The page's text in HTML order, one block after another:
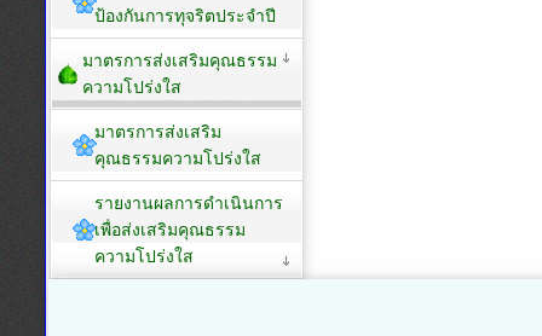
ป้องกันการทุจริตประจำปี
มาตรการส่งเสริมคุณธรรม
ความโปร่งใส
มาตรการส่งเสริม
คุณธรรมความโปร่งใส
รายงานผลการดำเนินการ
เพื่อส่งเสริมคุณธรรม
ความโปร่งใส